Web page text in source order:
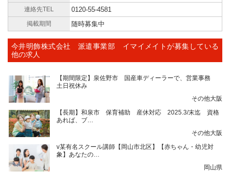
連絡先TEL 0120-55-4581
掲載期間 随時募集中
今井明飾株式会社 派遣事業部 イマイメイトが募集している
他の求人
【期間限定】泉佐野市 国産車ディーラーで、営業事務
土日祝休み
その他大阪
【長期】和泉市 保育補助 産休対応 2025.3/末迄 資格
あれば、ブ…
その他大阪
v某有名スクール講師【岡山市北区】【赤ちゃん・幼児対
象】あなたの…
岡山県